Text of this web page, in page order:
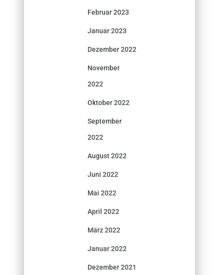
Februar 2023
Januar 2023
Dezember 2022
November
2022
Oktober 2022
September
2022
August 2022
Juni 2022
Mai 2022
April 2022
März 2022
Januar 2022
Dezember 2021